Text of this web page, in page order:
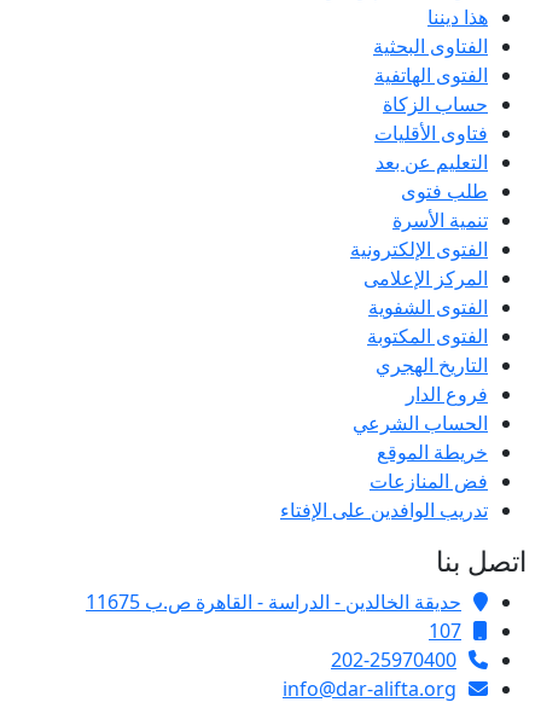
هذا ديننا
الفتاوى البحثية
الفتوى الهاتفية
حساب الزكاة
فتاوى الأقليات
التعليم عن بعد
طلب فتوى
تنمية الأسرة
الفتوى الإلكترونية
المركز الإعلامى
الفتوى الشفوية
الفتوى المكتوبة
التاريخ الهجري
فروع الدار
الحساب الشرعي
خريطة الموقع
فض المنازعات
تدريب الوافدين على الإفتاء
اتصل بنا
حديقة الخالدين - الدراسة - القاهرة ص.ب 11675
107
202-25970400
info@dar-alifta.org